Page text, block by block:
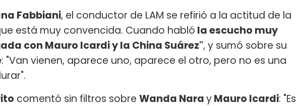
Fabbiani, el conductor de LAM se refirió a la actitud de la
está muy convencida. Cuando habló la escucho muy
con Mauro Icardi y la China Suárez", y sumó sobre su
: "Van vienen, aparece uno, aparece el otro, pero no es una
comentó sin filtros sobre Wanda NarayMauro Icardi: "Es